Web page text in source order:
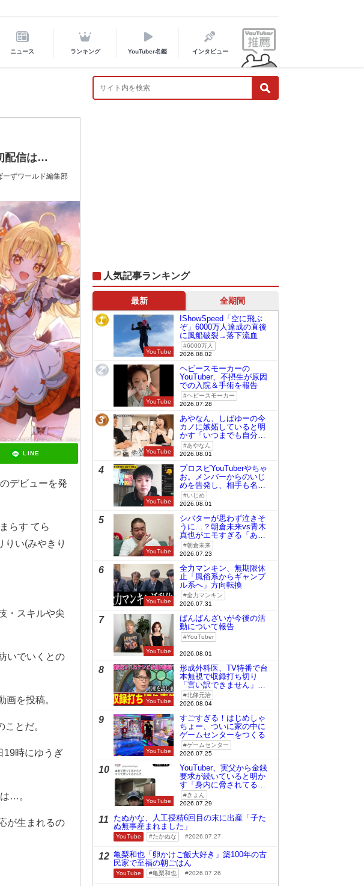
ニュース ランキング YouTuber名鑑 インタビュー
配信は…
ーずワールド編集部
LINE
デビューを発
らす てら
りい(みやきり
・スキルや尖
いでいくとの
を投稿。
とだ。
19時にゆうぎ
…。
が生まれるの
人気記事ランキング
最新 全期間
1
YouTube
IShowSpeed「空に飛ぶ
ぞ」6000万人達成の直後
に風船破裂→落下流血
6000万人
2026.08.02
2
YouTube
ヘビースモーカーの
YouTuber、不摂生が原因
での入院＆手術を報告
ヘビースモーカー
2026.07.28
3
YouTube
あやなん、しばゆーの今
カノに嫉妬していると明
かす「いつまでも自分の
ものみたいに…」
あやなん
2026.08.01
4
YouTube
プロスピYouTuberやちゃ
お。メンバーからのいじ
めを告発し、相手も名指
しで批判
いじめ
2026.08.01
5
YouTube
シバターが思わず泣きそ
うに…？朝倉未来vs青木
真也がエモすぎる「あの
時の桜庭和志は今の青木
真也」
朝倉未来
2026.07.23
6
YouTube
全力マンキン、無期限休
止「風俗系からギャンブ
ル系へ」方向転換
全力マンキン
2026.07.31
7
YouTube
ばんばんざいが今後の活
動について報告
YouTuber
2026.08.01
8
YouTube
形成外科医、TV特番で台
本無視で収録打ち切り
「言い訳できません」と
謝罪北條元治
2026.08.04
9
YouTube
すごすぎる！はじめしゃ
ちょー、ついに家の中に
ゲームセンターをつくる
ゲームセンター
2026.07.25
10
YouTube
YouTuber、実父から金銭
要求が続いていると明か
す「身内に脅されてる
の」きょん
2026.07.29
11
たぬかな、人工授精6回目の末に出産「子た
ぬ無事産まれました」
YouTube たかぬな 2026.07.27
12 亀梨和也「卵かけご飯大好き」築100年の古
民家で至福の朝ごはん
YouTube 亀梨和也 2026.07.26